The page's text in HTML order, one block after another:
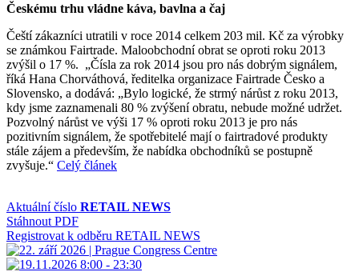
Českému trhu vládne káva, bavlna a čaj
Čeští zákazníci utratili v roce 2014 celkem 203 mil. Kč za výrobky
se známkou Fairtrade. Maloobchodní obrat se oproti roku 2013
zvýšil o 17 %. „Čísla za rok 2014 jsou pro nás dobrým signálem,
říká Hana Chorváthová, ředitelka organizace Fairtrade Česko a
Slovensko, a dodává: „Bylo logické, že strmý nárůst z roku 2013,
kdy jsme zaznamenali 80 % zvýšení obratu, nebude možné udržet.
Pozvolný nárůst ve výši 17 % oproti roku 2013 je pro nás
pozitivním signálem, že spotřebitelé mají o fairtradové produkty
stále zájem a především, že nabídka obchodníků se postupně
zvyšuje.“ Celý článek
Aktuální číslo RETAIL NEWS
Stáhnout PDF
Registrovat k odběru RETAIL NEWS